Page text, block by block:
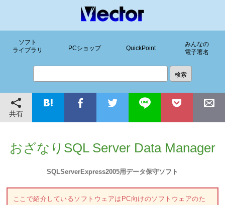
ソフト
ライブラリ
PCショップ QuickPoint
みんなの
電子署名
共有
おざなりSQL Server Data Manager
SQLServerExpress2005用データ保守ソフト
ここで紹介しているソフトウェアはPC向けのソフトウェアのた